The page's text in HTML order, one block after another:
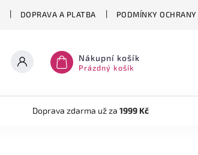
DOPRAVA A PLATBA PODMÍNKY
Nákupní košík
Prázdný košík
TVOŘENÍ AKRYLOVÝ SYSTÉM
Doprava zdarma už za 1999 Kč